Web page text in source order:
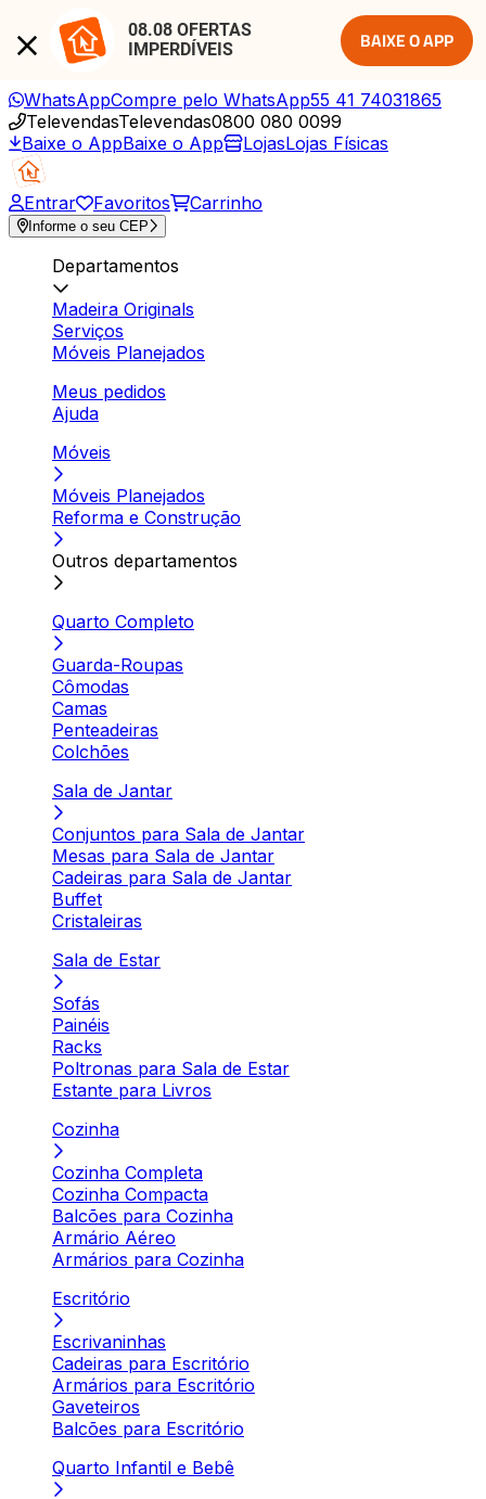
08.08 OFERTAS
IMPERDÍVEIS
BAIXE O APP
WhatsAppCompre pelo WhatsApp55 41 74031865
TelevendasTelevendas0800 080 0099
Baixe o AppBaixe o App LojasLojas Físicas
Entrar Favoritos Carrinho
Informe o seu CEP
Departamentos
Madeira Originals
Serviços
Móveis Planejados
Meus pedidos
Ajuda
Móveis
Móveis Planejados
Reforma e Construção
Outros departamentos
Quarto Completo
Guarda-Roupas
Cômodas
Camas
Penteadeiras
Colchões
Sala de Jantar
Conjuntos para Sala de Jantar
Mesas para Sala de Jantar
Cadeiras para Sala de Jantar
Buffet
Cristaleiras
Sala de Estar
Sofás
Painéis
Racks
Poltronas para Sala de Estar
Estante para Livros
Cozinha
Cozinha Completa
Cozinha Compacta
Balcões para Cozinha
Armário Aéreo
Armários para Cozinha
Escritório
Escrivaninhas
Cadeiras para Escritório
Armários para Escritório
Gaveteiros
Balcões para Escritório
Quarto Infantil e Bebê